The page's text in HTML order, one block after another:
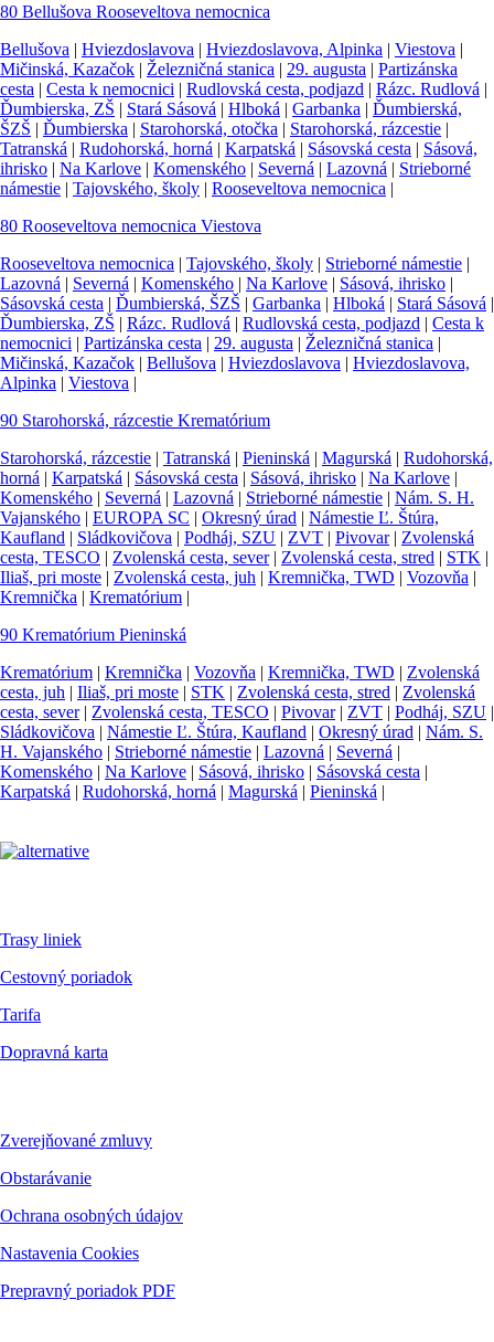
80 Bellušova Rooseveltova nemocnica
Bellušova | Hviezdoslavova | Hviezdoslavova, Alpinka | Viestova |
Mičinská, Kazačok | Železničná stanica | 29. augusta | Partizánska
cesta | Cesta k nemocnici | Rudlovská cesta, podjazd | Rázc. Rudlová |
Ďumbierska, ZŠ | Stará Sásová | Hlboká | Garbanka | Ďumbierská,
ŠZŠ | Ďumbierska | Starohorská, otočka | Starohorská, rázcestie |
Tatranská | Rudohorská, horná | Karpatská | Sásovská cesta | Sásová,
ihrisko | Na Karlove | Komenského | Severná | Lazovná | Strieborné
námestie | Tajovského, školy | Rooseveltova nemocnica |
80 Rooseveltova nemocnica Viestova
Rooseveltova nemocnica | Tajovského, školy | Strieborné námestie |
Lazovná | Severná | Komenského | Na Karlove | Sásová, ihrisko |
Sásovská cesta | Ďumbierská, ŠZŠ | Garbanka | Hlboká | Stará Sásová |
Ďumbierska, ZŠ | Rázc. Rudlová | Rudlovská cesta, podjazd | Cesta k
nemocnici | Partizánska cesta | 29. augusta | Železničná stanica |
Mičinská, Kazačok | Bellušova | Hviezdoslavova | Hviezdoslavova,
Alpinka | Viestova |
90 Starohorská, rázcestie Krematórium
Starohorská, rázcestie | Tatranská | Pieninská | Magurská | Rudohorská,
horná | Karpatská | Sásovská cesta | Sásová, ihrisko | Na Karlove |
Komenského | Severná | Lazovná | Strieborné námestie | Nám. S. H.
Vajanského | EUROPA SC | Okresný úrad | Námestie Ľ. Štúra,
Kaufland | Sládkovičova | Podháj, SZU | ZVT | Pivovar| Zvolenská
cesta, TESCO | Zvolenská cesta, sever| Zvolenská cesta, stred | STK |
Iliaš, pri moste | Zvolenská cesta, juh | Kremnička, TWD | Vozovňa |
Kremnička | Krematórium |
90 Krematórium Pieninská
Krematórium | Kremnička | Vozovňa | Kremnička, TWD | Zvolenská
cesta, juh | Iliaš, pri moste | STK | Zvolenská cesta, stred | Zvolenská
cesta, sever| Zvolenská cesta, TESCO | Pivovar| ZVT | Podháj, SZU |
Sládkovičova | Námestie Ľ. Štúra, Kaufland | Okresný úrad | Nám. S.
H. Vajanského | Strieborné námestie | Lazovná | Severná |
Komenského | Na Karlove | Sásová, ihrisko | Sásovská cesta |
Karpatská | Rudohorská, horná | Magurská | Pieninská |
Trasy liniek
Cestovný poriadok
Tarifa
Dopravná karta
Zverejňované zmluvy
Obstarávanie
Ochrana osobných údajov
Nastavenia Cookies
Prepravný poriadok PDF